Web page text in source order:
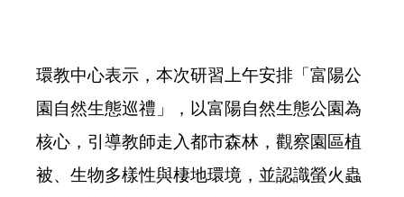
環教中心表示，本次研習上午安排「富陽公
園自然生態巡禮」，以富陽自然生態公園為
核心，引導教師走入都市森林，觀察園區植
被、生物多樣性與棲地環境，並認識螢火蟲